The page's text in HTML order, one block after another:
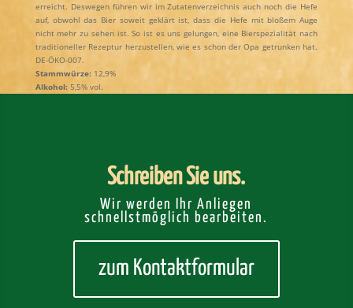
erreicht. Deswegen führen wir im Zutatenverzeichnis auch noch die Hefe
auf, obwohl das Bier soweit geklärt ist, dass die Hefe mit bloßem Auge
nicht mehr zu sehen ist. So ist es uns gelungen, eine Bierspezialität nach
traditioneller Rezeptur herzustellen, wie es schon der Opa getrunken hat.
DE-ÖKO-007.
Stammwürze: 12,9%
Alkohol: 5,5% vol.
Schreiben Sie uns.
Wir werden Ihr Anliegen
schnellstmöglich bearbeiten.
zum Kontaktformular